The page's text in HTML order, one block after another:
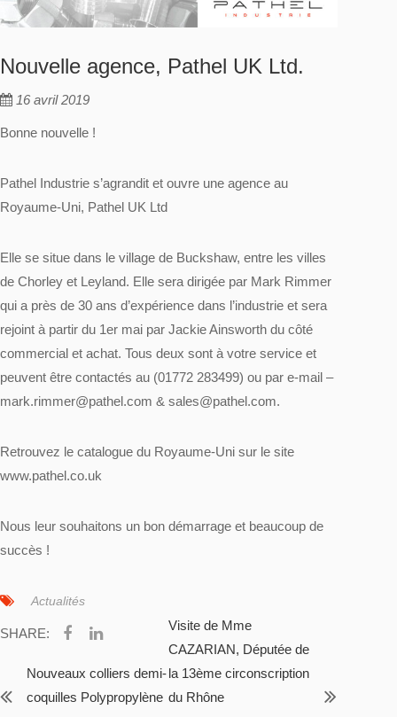
Nouvelle agence, Pathel UK Ltd.
16 avril 2019
Bonne nouvelle !
Pathel Industrie s’agrandit et ouvre une agence au
Royaume-Uni, Pathel UK Ltd
Elle se situe dans le village de Buckshaw, entre les villes
de Chorley et Leyland. Elle sera dirigée par Mark Rimmer
qui a près de 30 ans d’expérience dans l’industrie et sera
rejoint à partir du 1er mai par Jackie Ainsworth du côté
commercial et achat. Tous deux sont à votre service et
peuvent être contactés au (01772 283499) ou par e-mail –
mark.rimmer@pathel.com & sales@pathel.com.
Retrouvez le catalogue du Royaume-Uni sur le site
www.pathel.co.uk
Nous leur souhaitons un bon démarrage et beaucoup de
succès !
Actualités
SHARE:
Nouveaux colliers demi-
coquilles Polypropylène
Visite de Mme
CAZARIAN, Députée de
la 13ème circonscription
du Rhône